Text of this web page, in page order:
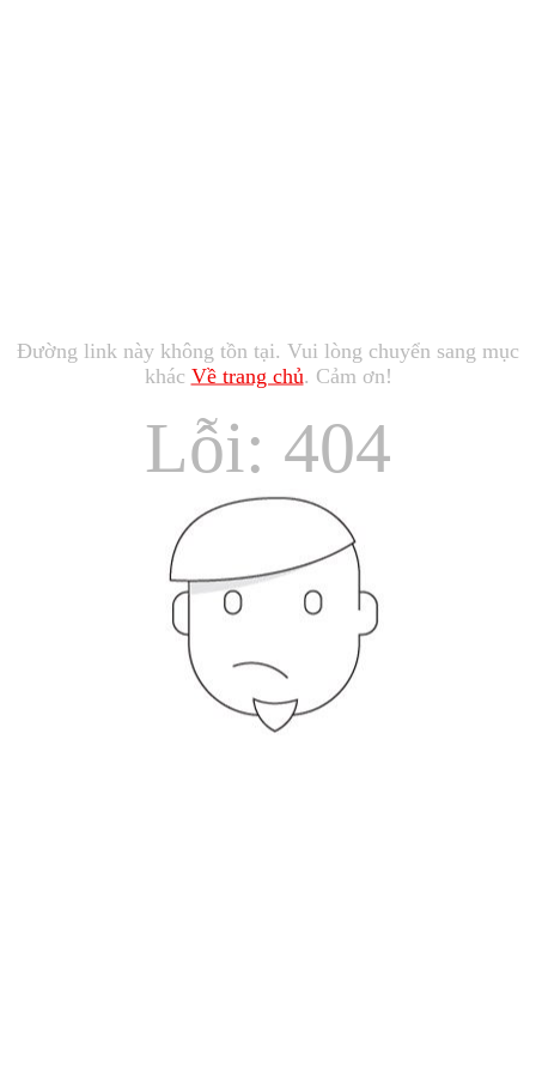
Đường link này không tồn tại. Vui lòng chuyển sang mục
khác Về trang chủ. Cảm ơn!
Lỗi: 404